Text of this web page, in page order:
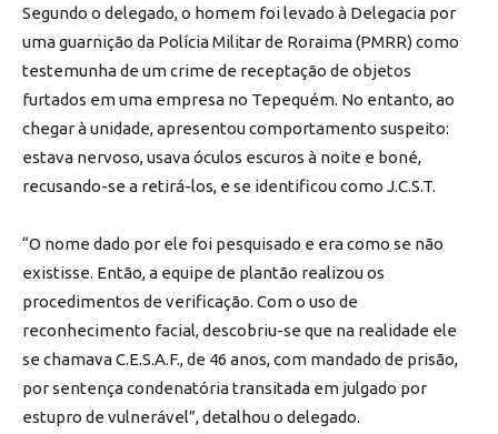
Segundo o delegado, o homem foi levado à Delegacia por
uma guarnição da Polícia Militar de Roraima (PMRR) como
testemunha de um crime de receptação de objetos
furtados em uma empresa no Tepequém. No entanto, ao
chegar à unidade, apresentou comportamento suspeito:
estava nervoso, usava óculos escuros à noite e boné,
recusando-se a retirá-los, e se identificou como J.C.S.T.
“O nome dado por ele foi pesquisado e era como se não
existisse. Então, a equipe de plantão realizou os
procedimentos de verificação. Com o uso de
reconhecimento facial, descobriu-se que na realidade ele
se chamava C.E.S.A.F., de 46 anos, com mandado de prisão,
por sentença condenatória transitada em julgado por
estupro de vulnerável”, detalhou o delegado.